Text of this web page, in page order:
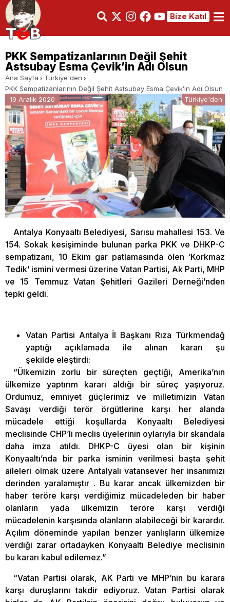
Bize Katıl
PKK Sempatizanlarının Değil Şehit
Astsubay Esma Çevik’in Adı Olsun
Ana Sayfa
Türkiye'den
PKK Sempatizanlarının Değil Şehit Astsubay Esma Çevik’in Adı Olsun
19 Aralık 2020
Türkiye'den
Antalya Konyaaltı Belediyesi, Sarısu mahallesi 153. Ve
154. Sokak kesişiminde bulunan parka PKK ve DHKP-C
sempatizanı, 10 Ekim gar patlamasında ölen ‘Korkmaz
Tedik’ ismini vermesi üzerine Vatan Partisi, Ak Parti, MHP
ve 15 Temmuz Vatan Şehitleri Gazileri Derneği’nden
tepki geldi.
Vatan Partisi Antalya İl Başkanı Rıza Türkmendağ
yaptığı açıklamada ile alınan kararı şu
şekilde eleştirdi:
“Ülkemizin zorlu bir süreçten geçtiği, Amerika’nın
ülkemize yaptırım kararı aldığı bir süreç yaşıyoruz.
Ordumuz, emniyet güçlerimiz ve milletimizin Vatan
Savaşı verdiği terör örgütlerine karşı her alanda
mücadele ettiği koşullarda Konyaaltı Belediyesi
meclisinde CHP’li meclis üyelerinin oylarıyla bir skandala
daha imza atıldı. DHKP-C üyesi olan bir kişinin
Konyaaltı’nda bir parka isminin verilmesi başta şehit
aileleri olmak üzere Antalyalı vatansever her insanımızı
derinden yaralamıştır . Bu karar ancak ülkemizden bir
haber teröre karşı verdiğimiz mücadeleden bir haber
olanların yada ülkemizin teröre karşı verdiği
mücadelenin karşısında olanların alabileceği bir karardır.
Açılım döneminde yapılan benzer yanlışların ülkemize
verdiği zarar ortadayken Konyaaltı Belediye meclisinin
bu kararı kabul edilemez.”
“Vatan Partisi olarak, AK Parti ve MHP’nin bu karara
karşı duruşlarını takdir ediyoruz. Vatan Partisi olarak